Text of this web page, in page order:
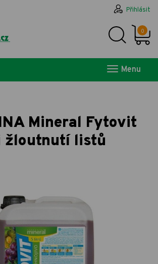
Přihlásit
0
Menu
Mineral Fytovit
žloutnutí listů